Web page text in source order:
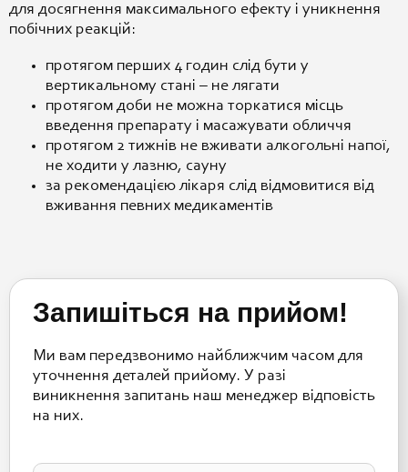
для досягнення максимального ефекту і уникнення
побічних реакцій:
протягом перших 4 годин слід бути у
вертикальному стані – не лягати
протягом доби не можна торкатися місць
введення препарату і масажувати обличчя
протягом 2 тижнів не вживати алкогольні напої,
не ходити у лазню, сауну
за рекомендацією лікаря слід відмовитися від
вживання певних медикаментів
Запишіться на прийом!
Ми вам передзвонимо найближчим часом для
уточнення деталей прийому. У разі
виникнення запитань наш менеджер відповість
на них.